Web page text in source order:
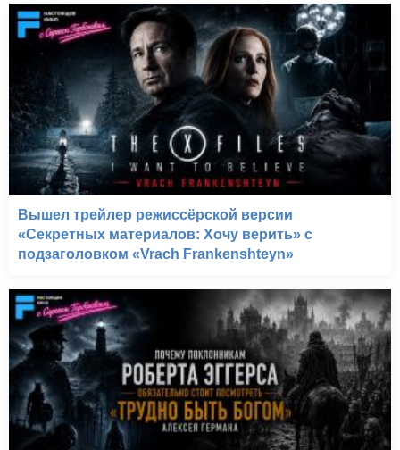
Академия Рашмор
(1998)
Вышел трейлер режиссёрской версии
«Секретных материалов: Хочу верить» с
подзаголовком «Vrach Frankenshteyn»